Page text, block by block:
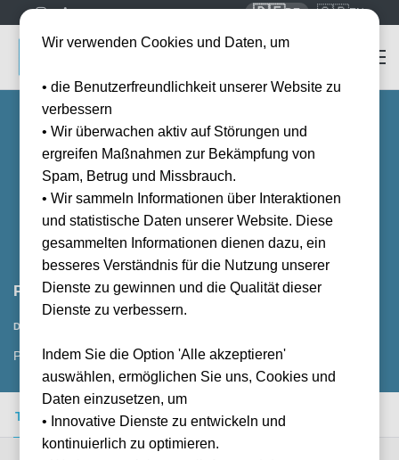
🇩🇪DE 🇬🇧EN
Parma Calcio 1913 vs Frosinone Calcio
Datum wird noch bekanntgegeben
PMF, IT
Tickets kaufen Event-Info FAQ
Wir verwenden Cookies und Daten, um
• die Benutzerfreundlichkeit unserer Website zu
verbessern
• Wir überwachen aktiv auf Störungen und
ergreifen Maßnahmen zur Bekämpfung von
Spam, Betrug und Missbrauch.
• Wir sammeln Informationen über Interaktionen
und statistische Daten unserer Website. Diese
gesammelten Informationen dienen dazu, ein
besseres Verständnis für die Nutzung unserer
Dienste zu gewinnen und die Qualität dieser
Dienste zu verbessern.
Indem Sie die Option 'Alle akzeptieren'
auswählen, ermöglichen Sie uns, Cookies und
Daten einzusetzen, um
• Innovative Dienste zu entwickeln und
kontinuierlich zu optimieren.